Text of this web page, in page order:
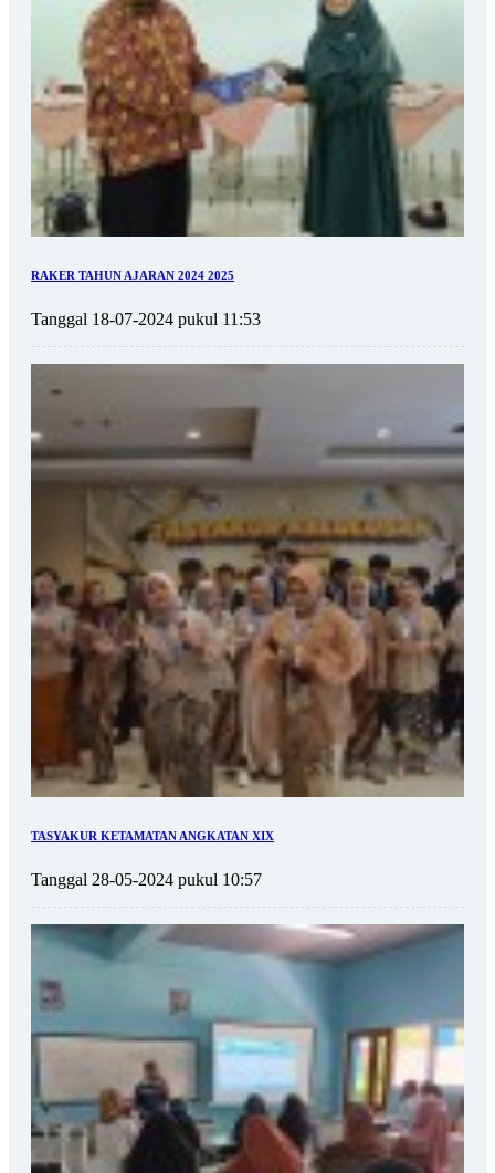
RAKER TAHUN AJARAN 2024 2025
Tanggal 18-07-2024 pukul 11:53
TASYAKUR KETAMATAN ANGKATAN XIX
Tanggal 28-05-2024 pukul 10:57